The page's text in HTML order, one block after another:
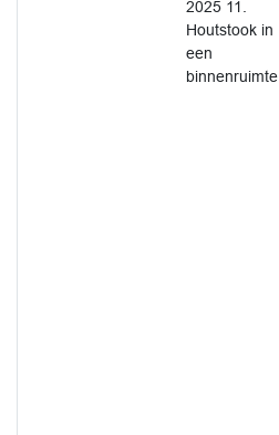
2025 11.
Houtstook in
een
binnenruimte